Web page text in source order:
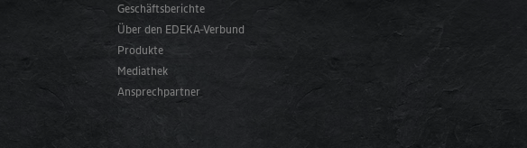
Geschäftsberichte
Über den EDEKA-Verbund
Produkte
Mediathek
Ansprechpartner